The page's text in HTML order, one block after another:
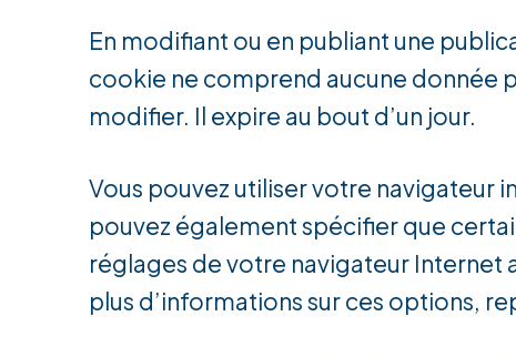
En modifiant ou en publiant une
cookie ne comprend aucune donnée
modifier. Il expire au bout d’un jour.
Vous pouvez utiliser votre navigateur
pouvez également spécifier que
réglages de votre navigateur Internet
plus d’informations sur ces options,